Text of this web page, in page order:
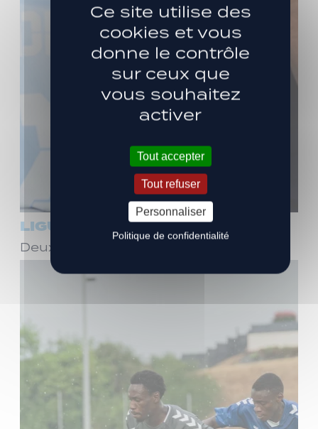
LIGUE 3
Deux ans de plus avec Stéphane Dief !
Ce site utilise des
cookies et vous
donne le contrôle
sur ceux que
vous souhaitez
activer
Tout accepter
Tout refuser
Personnaliser
Politique de confidentialité